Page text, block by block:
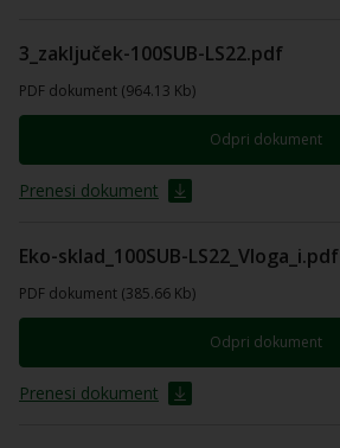
3_zaključek-100SUB-LS22.pdf
PDF dokument (964.13 Kb)
Odpri dokument
Prenesi dokument
Eko-sklad_100SUB-LS22_Vloga_i.pdf
PDF dokument (385.66 Kb)
Odpri dokument
Prenesi dokument